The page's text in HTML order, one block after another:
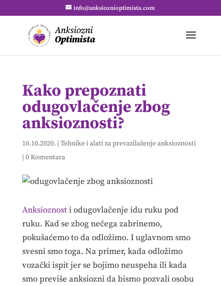
info@anksioznioptimista.com
Kako prepoznati
odugovlačenje zbog
anksioznosti?
10.10.2020. | Tehnike i alati za prevazilaženje anksioznosti
| 0 Komentara
Anksioznosti odugovlačenje idu ruku pod
ruku. Kad se zbog nečega zabrinemo,
pokušaćemo to da odložimo. I uglavnom smo
svesni smo toga. Na primer, kada odložimo
vozački ispit jer se bojimo neuspeha ili kada
smo previše anksiozni da bismo pozvali osobu